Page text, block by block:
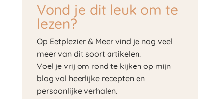
Vond je dit leuk om te
lezen?
Op Eetplezier & Meer vind je nog veel
meer van dit soort artikelen.
Voel je vrij om rond te kijken op mijn
blog vol heerlijke recepten en
persoonlijke verhalen.